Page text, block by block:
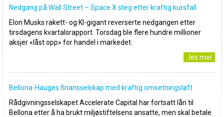
Nedgang på Wall Street – Space X steg etter kraftig kursfall
Elon Musks rakett- og KI-gigant reverserte nedgangen etter
tirsdagens kvartalsrapport. Torsdag ble flere hundre millioner
aksjer «låst opp» for handel i markedet.
..les mer
Bellona-Hauges finansselskap med kraftig omsetningsløft
Rådgivningsselskapet Accelerate Capital har fortsatt lån til
Bellona etter å ha brukt miljøstiftelsens ansatte, men skal betale